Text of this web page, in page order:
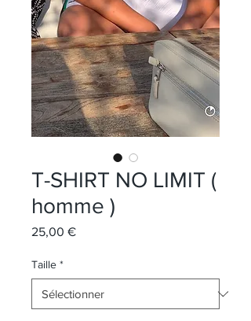
T-SHIRT NO LIMIT (
homme )
25,00 €Prix
Taille *